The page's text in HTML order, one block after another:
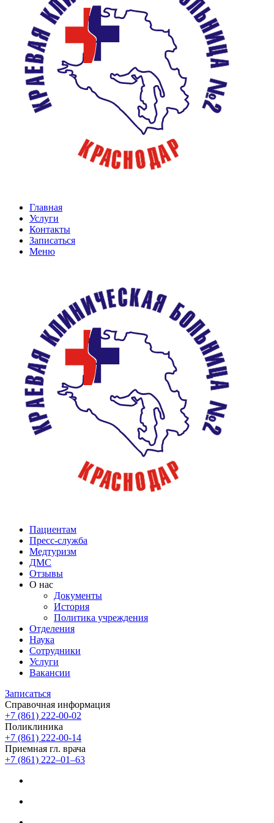
Главная
Услуги
Контакты
Записаться
Меню
Пациентам
Пресс-служба
Медтуризм
ДМС
Отзывы
О нас
Документы
История
Политика учреждения
Отделения
Наука
Сотрудники
Услуги
Вакансии
Записаться
Справочная информация
+7 (861) 222-00-02
Поликлиника
+7 (861) 222-00-14
Приемная гл. врача
+7 (861) 222‒01‒63